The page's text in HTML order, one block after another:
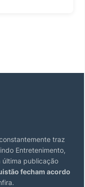
traz
Entretenimento,
última publicação
fecham acordo